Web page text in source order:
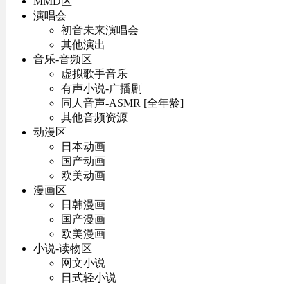
演唱会
初音未来演唱会
其他演出
音乐-音频区
虚拟歌手音乐
有声小说-广播剧
同人音声-ASMR [全年龄]
其他音频资源
动漫区
日本动画
国产动画
欧美动画
漫画区
日韩漫画
国产漫画
欧美漫画
小说-读物区
网文小说
日式轻小说